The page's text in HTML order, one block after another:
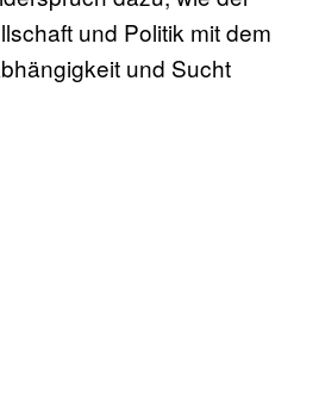
und Politik mit dem
und Sucht